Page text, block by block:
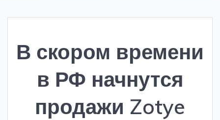
В скором времени
в РФ начнутся
продажи Zotye